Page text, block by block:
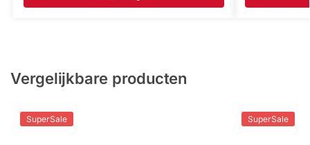
Vergelijkbare producten
SuperSale SuperSale